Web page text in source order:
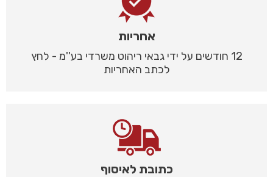
אחריות
12 חודשים על ידי גבאי ריהוט משרדי בע''מ - לחץ
לכתב האחריות
כתובת לאיסוף